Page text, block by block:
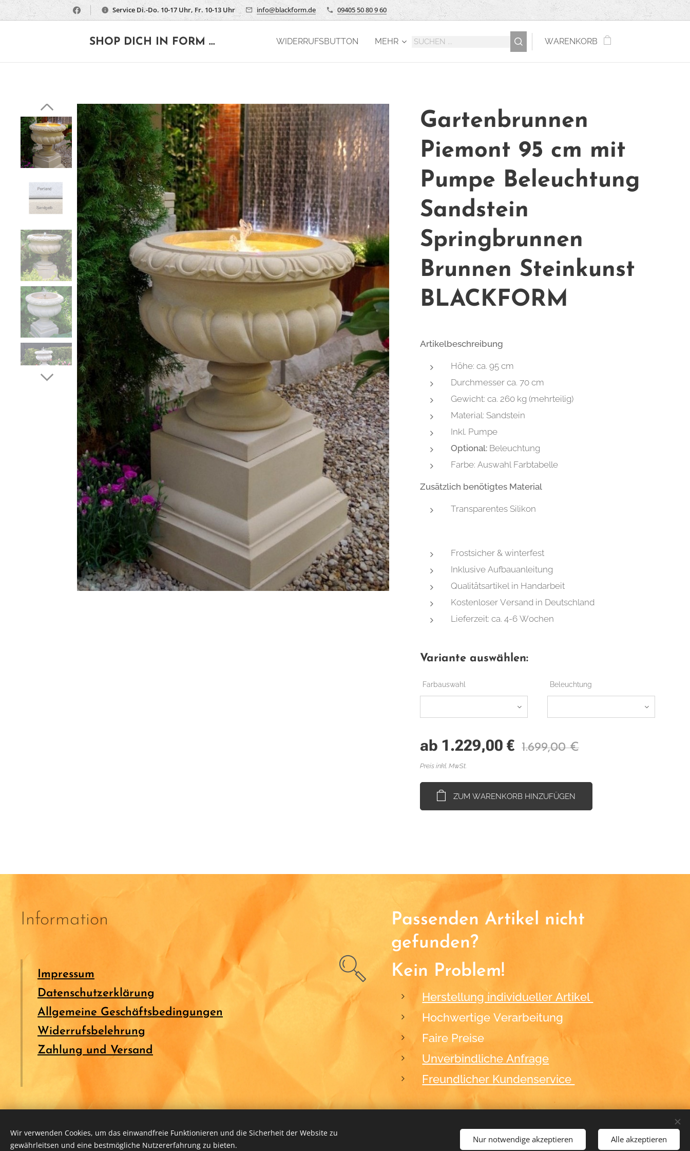
Service Di.-Do. 10-17 Uhr, Fr. 10-13 Uhr info@blackform.de 09405 50 80 9 60
SHOP DICH IN FORM ... WIDERRUFSBUTTON MEHR WARENKORB
Gartenbrunnen
Piemont 95 cm mit
Pumpe Beleuchtung
Sandstein
Springbrunnen
Brunnen Steinkunst
BLACKFORM
Artikelbeschreibung
Höhe: ca. 95 cm
Durchmesser ca. 70 cm
Gewicht: ca. 260 kg (mehrteilig)
Material: Sandstein
Inkl. Pumpe
Optional: Beleuchtung
Farbe: Auswahl Farbtabelle
Zusätzlich benötigtes Material
Transparentes Silikon
Frostsicher & winterfest
Inklusive Aufbauanleitung
Qualitätsartikel in Handarbeit
Kostenloser Versand in Deutschland
Lieferzeit: ca. 4-6 Wochen
Variante auswählen:
Farbauswahl Beleuchtung
ab 1.229,00 € 1.699,00€
Preis inkl. MwSt.
ZUM WARENKORB HINZUFÜGEN
Information
Impressum
Datenschutzerklärung
Allgemeine Geschäftsbedingungen
Widerrufsbelehrung
Zahlung und Versand
Passenden Artikel nicht
gefunden?
Kein Problem!
Herstellung individueller Artikel
Hochwertige Verarbeitung
Faire Preise
Unverbindliche Anfrage
Freundlicher Kundenservice
Wir verwenden Cookies, um das einwandfreie Funktionieren und die Sicherheit der Website zu
gewährleitsen und eine bestmögliche Nutzererfahrung zu bieten.
Nur notwendige akzeptieren Alle akzeptieren